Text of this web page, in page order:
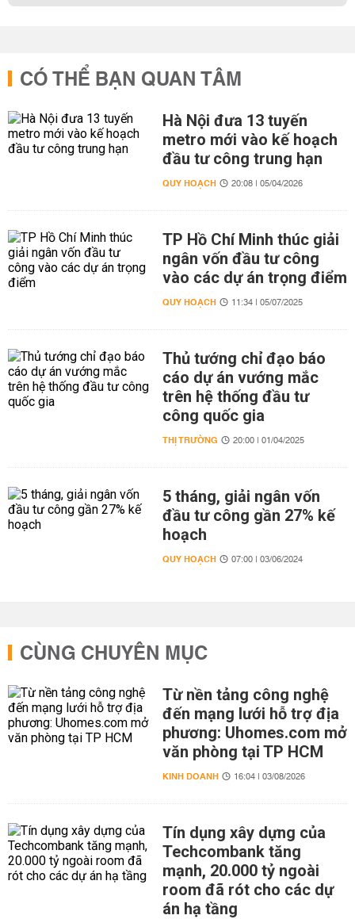
CÓ THỂ BẠN QUAN TÂM
Hà Nội đưa 13 tuyến
metro mới vào kế hoạch
đầu tư công trung hạn
QUY HOẠCH 20:08 | 05/04/2026
TP Hồ Chí Minh thúc giải
ngân vốn đầu tư công
vào các dự án trọng điểm
QUY HOẠCH 11:34 | 05/07/2025
Thủ tướng chỉ đạo báo
cáo dự án vướng mắc
trên hệ thống đầu tư
công quốc gia
THỊ TRƯỜNG 20:00 | 01/04/2025
5 tháng, giải ngân vốn
đầu tư công gần 27% kế
hoạch
QUY HOẠCH 07:00 | 03/06/2024
CÙNG CHUYÊN MỤC
Từ nền tảng công nghệ
đến mạng lưới hỗ trợ địa
phương: Uhomes.com mở
văn phòng tại TP HCM
KINH DOANH 16:04 | 03/08/2026
Tín dụng xây dựng của
Techcombank tăng
mạnh, 20.000 tỷ ngoài
room đã rót cho các dự
án hạ tầng